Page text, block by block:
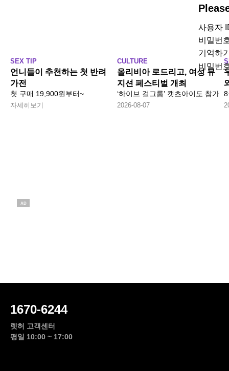
SEX TIP
언니들이 추천하는 첫 반려
가전
첫 구매 19,900원부터~
자세히보기
사용자
비밀번
기억하
비밀번
CULTURE
올리비아 로드리고, 여성 뮤
지션 페스티벌 개최
‘하이브 걸그룹’ 캣츠아이도 참가
2026-08-07
AD
1670-6244
렛허 고객센터
평일 10:00 ~ 17:00